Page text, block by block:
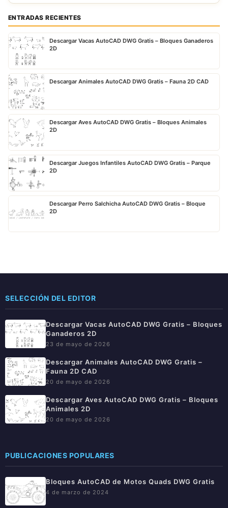
ENTRADAS RECIENTES
Descargar Vacas AutoCAD DWG Gratis – Bloques Ganaderos
2D
Descargar Animales AutoCAD DWG Gratis – Fauna 2D CAD
Descargar Aves AutoCAD DWG Gratis – Bloques Animales
2D
Descargar Juegos Infantiles AutoCAD DWG Gratis – Parque
2D
Descargar Perro Salchicha AutoCAD DWG Gratis – Bloque
2D
SELECCIÓN DEL EDITOR
Descargar Vacas AutoCAD DWG Gratis – Bloques
Ganaderos 2D
23 de mayo de 2026
Descargar Animales AutoCAD DWG Gratis –
Fauna 2D CAD
20 de mayo de 2026
Descargar Aves AutoCAD DWG Gratis – Bloques
Animales 2D
20 de mayo de 2026
PUBLICACIONES POPULARES
Bloques AutoCAD de Motos Quads DWG Gratis
4 de marzo de 2024